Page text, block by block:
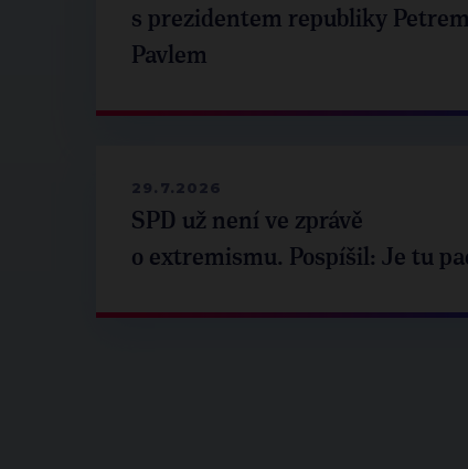
s prezidentem republiky Petrem
Pavlem
29.7.2026
SPD už není ve zprávě
o extremismu. Pospíšil: Je tu